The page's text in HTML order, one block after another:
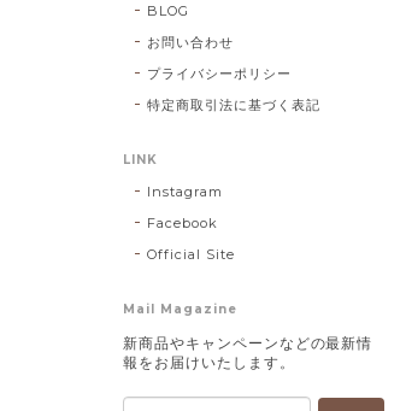
BLOG
お問い合わせ
プライバシーポリシー
特定商取引法に基づく表記
LINK
Instagram
Facebook
Official Site
Mail Magazine
新商品やキャンペーンなどの最新情
報をお届けいたします。